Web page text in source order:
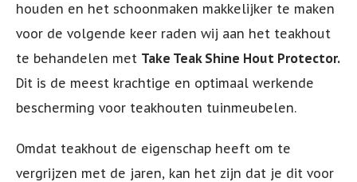
houden en het schoonmaken makkelijker te maken
voor de volgende keer raden wij aan het teakhout
te behandelen met Take Teak Shine Hout Protector.
Dit is de meest krachtige en optimaal werkende
bescherming voor teakhouten tuinmeubelen.
Omdat teakhout de eigenschap heeft om te
vergrijzen met de jaren, kan het zijn dat je dit voor